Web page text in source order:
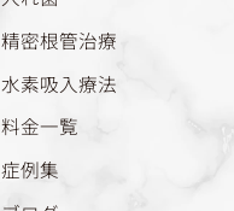
精密根管治療
水素吸入療法
料金一覧
症例集